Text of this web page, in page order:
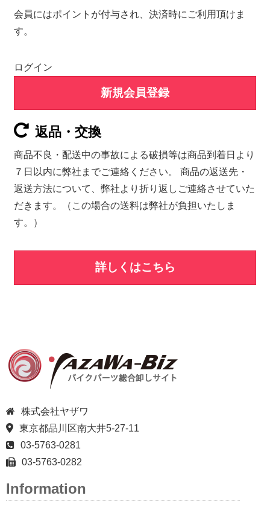
会員にはポイントが付与され、決済時にご利用頂けま
す。
ログイン
新規会員登録
返品・交換
商品不良・配送中の事故による破損等は商品到着日より
７日以内に弊社までご連絡ください。 商品の返送先・
返送方法について、弊社より折り返しご連絡させていた
だきます。（この場合の送料は弊社が負担いたしま
す。）
詳しくはこちら
株式会社ヤザワ
東京都品川区南大井5-27-11
03-5763-0281
03-5763-0282
Information